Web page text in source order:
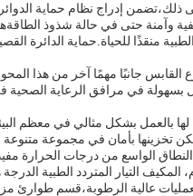
ذلك،تضمن إدراج نظام حماية
وآمنة حتى في حالة شذوذ
منقذًا للحياة.حماية الدائرة
القابس جانبًا مهمًا آخر من هذا
بسهولة في مرافق الرعاية الصحية
المكيف التيار المتردد الطبية
عالية الرطوبة،قسم طوارئ